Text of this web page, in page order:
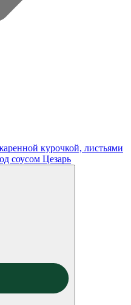
курочкой, листьями
соусом Цезарь